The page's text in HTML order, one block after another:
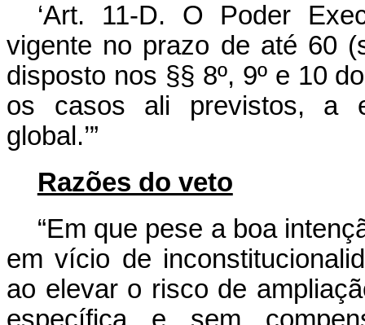
‘Art. 11-D. O Poder
vigente no prazo de até 60
disposto nos §§ 8º, 9º e 10
os casos ali previstos, a
global.’”
Razões do veto
“Em que pese a boa
em vício de
ao elevar o risco de